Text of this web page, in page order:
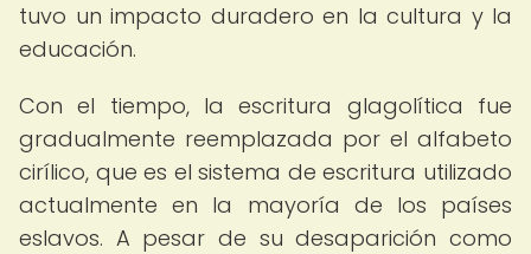
tuvo un impacto duradero en la cultura y la
educación.
Con el tiempo, la escritura glagolítica fue
gradualmente reemplazada por el alfabeto
cirílico, que es el sistema de escritura utilizado
actualmente en la mayoría de los países
eslavos. A pesar de su desaparición como